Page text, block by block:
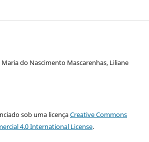
do Nascimento Mascarenhas, Liliane
sob uma licençaCreative Commons
4.0 International License.